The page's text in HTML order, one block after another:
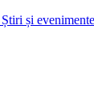
și